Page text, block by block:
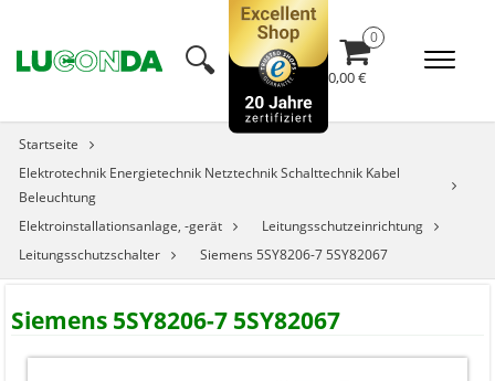
🔍︎ 0,00 €
Startseite
Elektrotechnik Energietechnik Netztechnik Schalttechnik Kabel
Beleuchtung
Elektroinstallationsanlage, -gerät
Leitungsschutzeinrichtung
Leitungsschutzschalter
Siemens 5SY8206-7 5SY82067
Siemens 5SY8206-7 5SY82067